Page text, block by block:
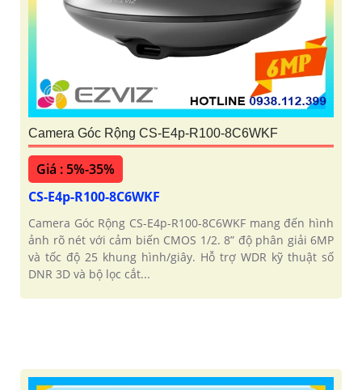
Camera Góc Rộng CS-E4p-R100-8C6WKF
Giá : 5%-35%
CS-E4p-R100-8C6WKF
Camera Góc Rộng CS-E4p-R100-8C6WKF mang đến hình
ảnh rõ nét với cảm biến CMOS 1/2. 8” độ phân giải 6MP
và tốc độ 25 khung hình/giây. Hỗ trợ WDR kỹ thuật số
DNR 3D và bộ lọc cắt...